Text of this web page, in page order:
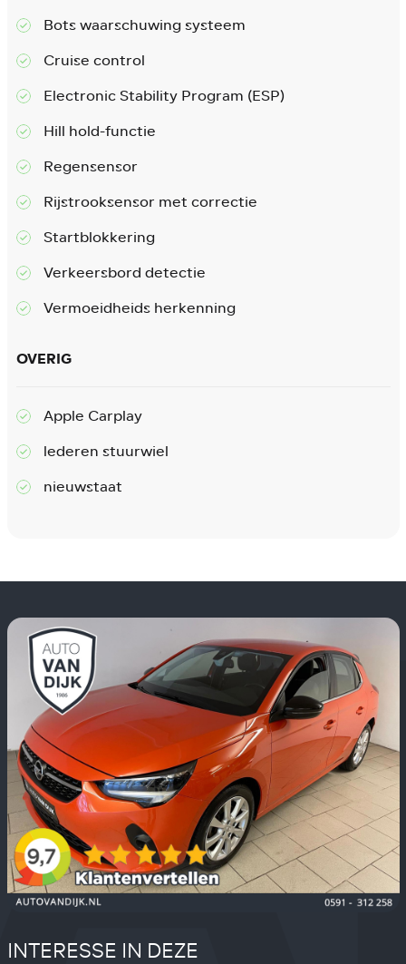
Bots waarschuwing systeem
Cruise control
Electronic Stability Program (ESP)
Hill hold-functie
Regensensor
Rijstrooksensor met correctie
Startblokkering
Verkeersbord detectie
Vermoeidheids herkenning
OVERIG
Apple Carplay
lederen stuurwiel
nieuwstaat
INTERESSE IN DEZE